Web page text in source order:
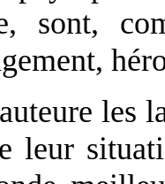
sont,
les
leur